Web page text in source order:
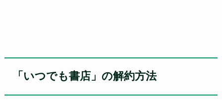
「いつでも書店」の解約方法